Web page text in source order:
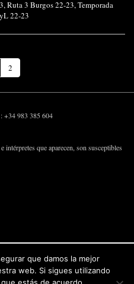
,Ruta 3 Burgos 22-23,Temporada
22-23
2
actual)
: +34 983 385 604
intérpretes que aparecen, son susceptibles
que damos la mejor
web. Si sigues utilizando